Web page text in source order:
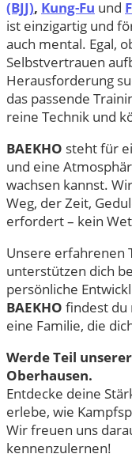
(BJJ), Kung-Fu und
ist einzigartig und
auch mental. Egal,
Selbstvertrauen
Herausforderung
das passende
reine Technik und
BAEKHO steht für
und eine
wachsen kannst.
Weg, der Zeit,
erfordert – kein
Unsere erfahrenen
unterstützen dich
persönliche
BAEKHO findest du
eine Familie, die
Werde Teil
Oberhausen.
Entdecke deine
erlebe, wie
Wir freuen uns
kennenzulernen!